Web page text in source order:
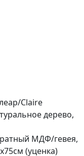
Claire
дерево,
МДФ/гевея,
(уценка)